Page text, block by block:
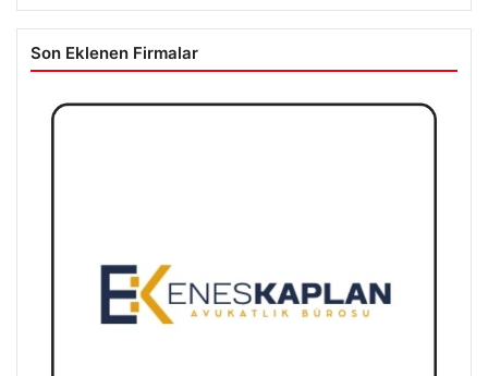
Son Eklenen Firmalar